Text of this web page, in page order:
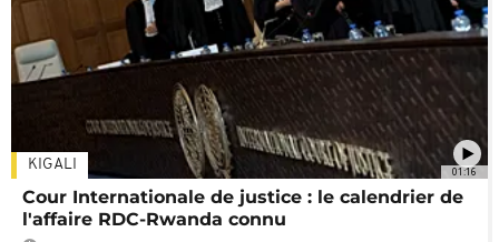
01:16
KIGALI
Cour Internationale de justice : le calendrier de
l'affaire RDC-Rwanda connu